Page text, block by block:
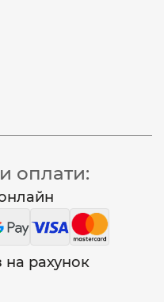
оплати:
на рахунок